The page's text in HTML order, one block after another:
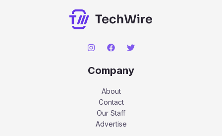
Company
About
Contact
Our Staff
Advertise